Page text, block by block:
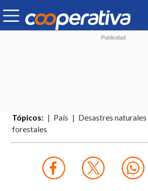
Tópicos: País Desastres naturales
forestales